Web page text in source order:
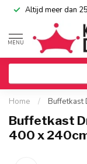
Altijd meer dan
MENU
Home / Buffetkast
Buffetkast
400 x